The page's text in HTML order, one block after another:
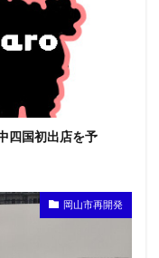
四国初出店を予
岡山市再開発